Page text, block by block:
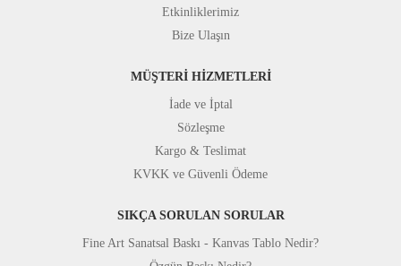
Etkinliklerimiz
Bize Ulaşın
MÜŞTERİ HİZMETLERİ
İade ve İptal
Sözleşme
Kargo & Teslimat
KVKK ve Güvenli Ödeme
SIKÇA SORULAN SORULAR
Fine Art Sanatsal Baskı - Kanvas Tablo Nedir?